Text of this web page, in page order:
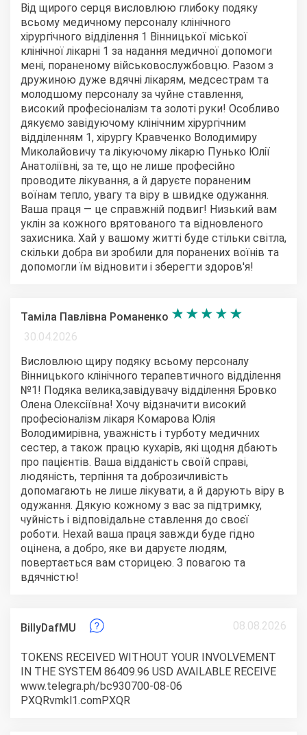
Від щирого серця висловлюю глибоку подяку
всьому медичному персоналу клінічного
хірургічного відділення 1 Вінницької міської
клінічної лікарні 1 за надання медичної допомоги
мені, пораненому військовослужбовцю. Разом з
дружиною дуже вдячні лікарям, медсестрам та
молодшому персоналу за чуйне ставлення,
високий професіоналізм та золоті руки! Особливо
дякуємо завідуючому клінічним хірургічним
відділенням 1, хірургу Кравченко Володимиру
Миколайовичу та лікуючому лікарю Пунько Юлії
Анатоліївні, за те, що не лише професійно
проводите лікування, а й даруєте пораненим
воїнам тепло, увагу та віру в швидке одужання.
Ваша праця — це справжній подвиг! Низький вам
уклін за кожного врятованого та відновленого
захисника. Хай у вашому житті буде стільки світла,
скільки добра ви зробили для поранених воїнів та
допомогли їм відновити і зберегти здоров'я!
Таміла Павлівна Романенко
30.04.2026
Висловлюю щиру подяку всьому персоналу
Вінницького клінічного терапевтичного відділення
№1! Подяка велика,завідувачу відділення Бровко
Олена Олексіївна! Хочу відзначити високий
професіоналізм лікаря Комарова Юлія
Володимирівна, уважність і турботу медичних
сестер, а також працю кухарів, які щодня дбають
про пацієнтів. Ваша відданість своїй справі,
людяність, терпіння та доброзичливість
допомагають не лише лікувати, а й дарують віру в
одужання. Дякую кожному з вас за підтримку,
чуйність і відповідальне ставлення до своєї
роботи. Нехай ваша праця завжди буде гідно
оцінена, а добро, яке ви даруєте людям,
повертається вам сторицею. З повагою та
вдячністю!
BillyDafMU 08.08.2026
TOKENS RECEIVED WITHOUT YOUR INVOLVEMENT
IN THE SYSTEM 86409.96 USD AVAILABLE RECEIVE
www.telegra.ph/bc930700-08-06
PXQRvmkl1.comPXQR